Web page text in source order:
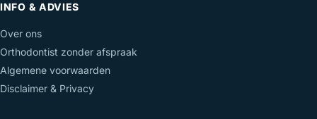
INFO & ADVIES
Over ons
Orthodontist zonder afspraak
Algemene voorwaarden
Disclaimer & Privacy